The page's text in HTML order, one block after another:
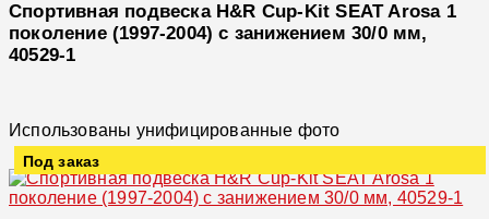
Спортивная подвеска H&R Cup-Kit SEAT Arosa 1
поколение (1997-2004) с занижением 30/0 мм,
40529-1
Использованы унифицированные фото
Под заказ